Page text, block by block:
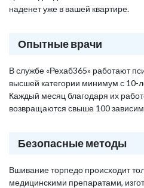
наденет уже в вашей квартире.
Опытные врачи
В службе «Рехаб365» работают
высшей категории минимум с 10-
Каждый месяц благодаря их
возвращаются свыше 100
Безопасные методы
Вшивание торпедо происходит
медицинскими препаратами,